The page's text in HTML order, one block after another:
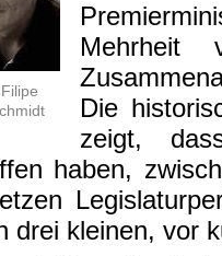
Die
zeigt,
haben,
drei kleinen, vor